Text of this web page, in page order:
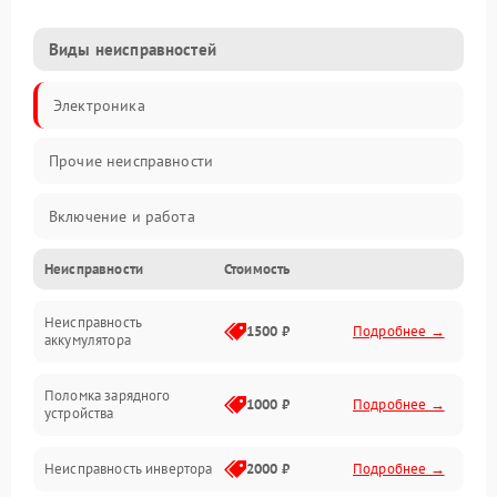
Виды неисправностей
Электроника
Прочие неисправности
Включение и работа
Работа с нагрузкой
Звук и индикация
Неисправности Стоимость
Неисправность
аккумулятора
1500 ₽ Подробнее →
Поломка зарядного
устройства
1000 ₽ Подробнее →
Неисправность инвертора 2000 ₽ Подробнее →